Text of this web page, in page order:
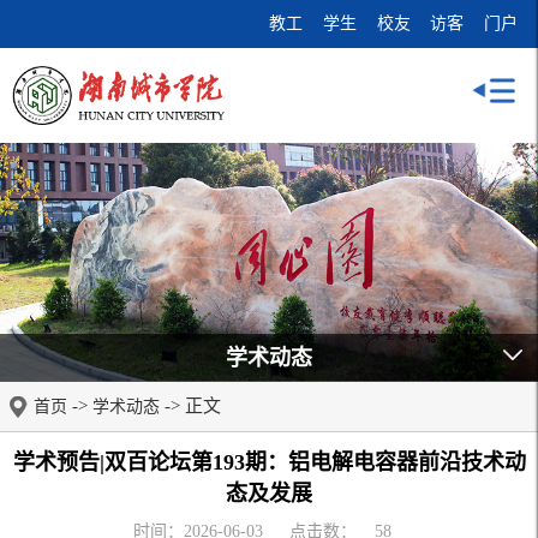
教工 学生 校友 访客 门户
学术动态
首页 -> 学术动态 -> 正文
学术预告|双百论坛第193期：铝电解电容器前沿技术动
态及发展
时间：2026-06-03 点击数： 58